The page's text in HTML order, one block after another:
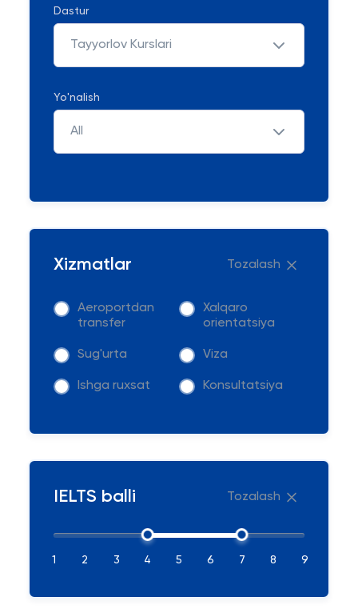
Dastur
Tayyorlov Kurslari
Yo'nalish
All
Xizmatlar Tozalash
Aeroportdan
transfer
Xalqaro
orientatsiya
Sug'urta Viza
Ishga ruxsat Konsultatsiya
IELTS balli Tozalash
1 2 3 4 5 6 7 8 9